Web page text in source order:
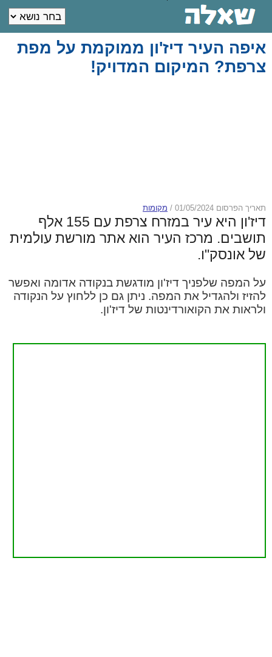
איפה העיר דיז'ון ממוקמת על מפת
צרפת? המיקום המדויק!
תאריך הפרסום 01/05/2024 / מקומות
דיז'ון היא עיר במזרח צרפת עם 155 אלף
תושבים. מרכז העיר הוא אתר מורשת עולמית
של אונסק"ו.
על המפה שלפניך דיז'ון מודגשת בנקודה אדומה ואפשר
להזיז ולהגדיל את המפה. ניתן גם כן ללחוץ על הנקודה
ולראות את הקואורדינטות של דיז'ון.